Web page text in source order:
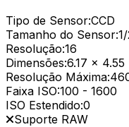
Tipo de Sensor:CCD
Tamanho do Sensor:
Resolução:16
Dimensões:6.17 x 4.55
Resolução Máxima:
Faixa ISO:100 - 1600
ISO Estendido:0
Suporte RAW